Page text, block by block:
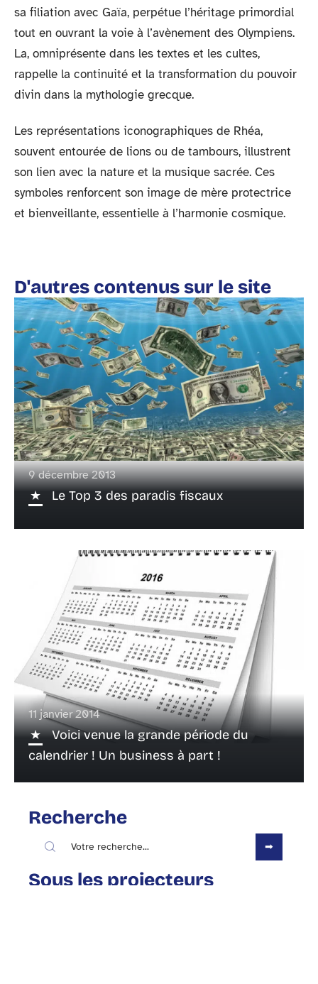
sa filiation avec Gaïa, perpétue l’héritage primordial
tout en ouvrant la voie à l’avènement des Olympiens.
La, omniprésente dans les textes et les cultes,
rappelle la continuité et la transformation du pouvoir
divin dans la mythologie grecque.
Les représentations iconographiques de Rhéa,
souvent entourée de lions ou de tambours, illustrent
son lien avec la nature et la musique sacrée. Ces
symboles renforcent son image de mère protectrice
et bienveillante, essentielle à l’harmonie cosmique.
D'autres contenus sur le site
9 décembre 2013
Le Top 3 des paradis fiscaux
11 janvier 2014
Voici venue la grande période du
calendrier ! Un business à part !
Recherche
Sous les projecteurs